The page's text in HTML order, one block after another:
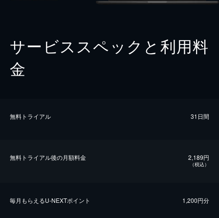
サービススペックと利用料
金
無料トライアル 31日間
無料トライアル後の⽉額料金 2,189円
（税込）
毎⽉もらえるU-NEXTポイント 1,200円分